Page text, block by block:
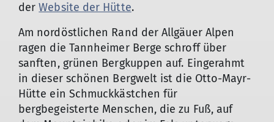
derWebsite der Hütte.
Am nordöstlichen Rand der Allgäuer Alpen
ragen die Tannheimer Berge schroff über
sanften, grünen Bergkuppen auf. Eingerahmt
in dieser schönen Bergwelt ist die Otto-Mayr-
Hütte ein Schmuckkästchen für
bergbegeisterte Menschen, die zu Fuß, auf